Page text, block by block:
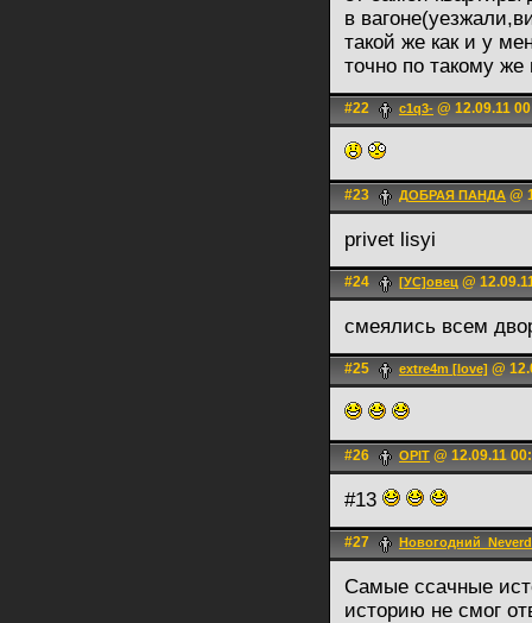
в
такой же как и у
точно по такому
#22 c1q3- @ 12.09.11
#23 ДОБРАЯ ПАНДА @
privet lisyi
#24 [УС]овец @
смеялись всем
#25 extre4m [love] @
#26 OPIT @ 12.09.11
#13
#27
Самые ссачные
историю не смог